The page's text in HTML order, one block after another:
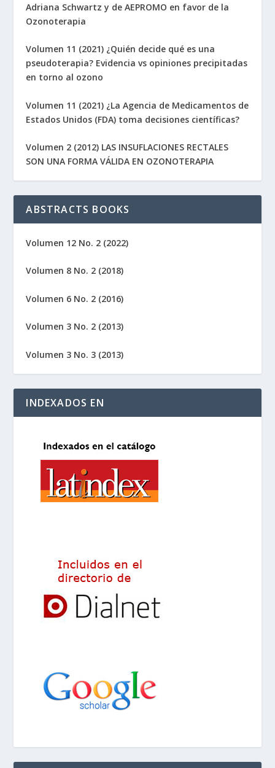
Adriana Schwartz y de AEPROMO en favor de la
Ozonoterapia
Volumen 11 (2021) ¿Quién decide qué es una
pseudoterapia? Evidencia vs opiniones precipitadas
en torno al ozono
Volumen 11 (2021) ¿La Agencia de Medicamentos de
Estados Unidos (FDA) toma decisiones científicas?
Volumen 2 (2012) LAS INSUFLACIONES RECTALES
SON UNA FORMA VÁLIDA EN OZONOTERAPIA
ABSTRACTS BOOKS
Volumen 12 No. 2 (2022)
Volumen 8 No. 2 (2018)
Volumen 6 No. 2 (2016)
Volumen 3 No. 2 (2013)
Volumen 3 No. 3 (2013)
INDEXADOS EN